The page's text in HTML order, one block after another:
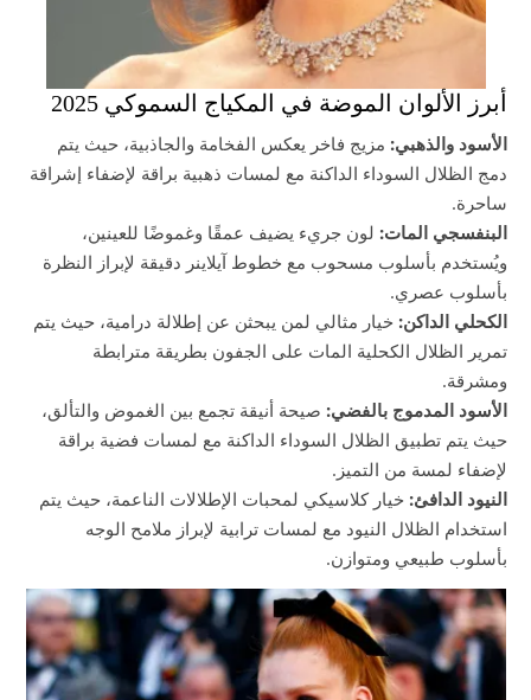
أبرز الألوان الموضة في المكياج السموكي 2025
الأسود والذهبي: مزيج فاخر يعكس الفخامة والجاذبية، حيث يتم
دمج الظلال السوداء الداكنة مع لمسات ذهبية براقة لإضفاء إشراقة
ساحرة.
البنفسجي المات: لون جريء يضيف عمقًا وغموضًا للعينين،
ويُستخدم بأسلوب مسحوب مع خطوط آيلاينر دقيقة لإبراز النظرة
بأسلوب عصري.
الكحلي الداكن: خيار مثالي لمن يبحثن عن إطلالة درامية، حيث يتم
تمرير الظلال الكحلية المات على الجفون بطريقة مترابطة
ومشرقة.
الأسود المدموج بالفضي: صيحة أنيقة تجمع بين الغموض والتألق،
حيث يتم تطبيق الظلال السوداء الداكنة مع لمسات فضية براقة
لإضفاء لمسة من التميز.
النيود الدافئ: خيار كلاسيكي لمحبات الإطلالات الناعمة، حيث يتم
استخدام الظلال النيود مع لمسات ترابية لإبراز ملامح الوجه
بأسلوب طبيعي ومتوازن.